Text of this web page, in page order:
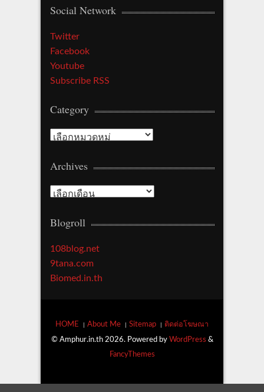
Social Network
Twitter
Facebook
Youtube
Subscribe RSS
Category
C
t
g
r
Archives
A
c
i
v
e
Blogroll
108blog.net
9tana.com
Biomed.in.th
HOME About Me Sitemap ติดต่อโฆษณา
© Amphur.in.th 2026. Powered by WordPress &
FancyThemes